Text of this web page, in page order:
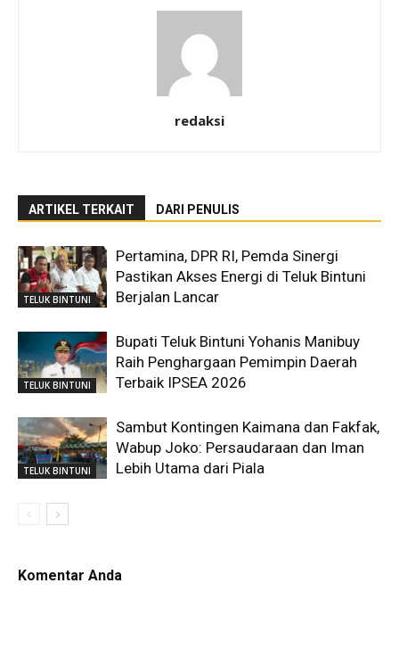
redaksi
ARTIKEL TERKAIT DARI PENULIS
TELUK BINTUNI
Pertamina, DPR RI, Pemda Sinergi
Pastikan Akses Energi di Teluk Bintuni
Berjalan Lancar
TELUK BINTUNI
Bupati Teluk Bintuni Yohanis Manibuy
Raih Penghargaan Pemimpin Daerah
Terbaik IPSEA 2026
TELUK BINTUNI
Sambut Kontingen Kaimana dan Fakfak,
Wabup Joko: Persaudaraan dan Iman
Lebih Utama dari Piala
Komentar Anda